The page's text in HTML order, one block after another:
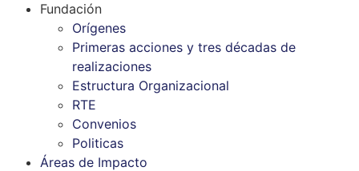
Fundación
Orígenes
Primeras acciones y tres décadas de
realizaciones
Estructura Organizacional
RTE
Convenios
Politicas
Áreas de Impacto